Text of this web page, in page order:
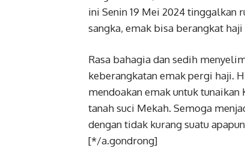
ini Senin 19 Mei 2024 tinggalkan
sangka, emak bisa berangkat
Rasa bahagia dan sedih
keberangkatan emak pergi haji.
mendoakan emak untuk
tanah suci Mekah. Semoga
dengan tidak kurang suatu
[*/a.gondrong]